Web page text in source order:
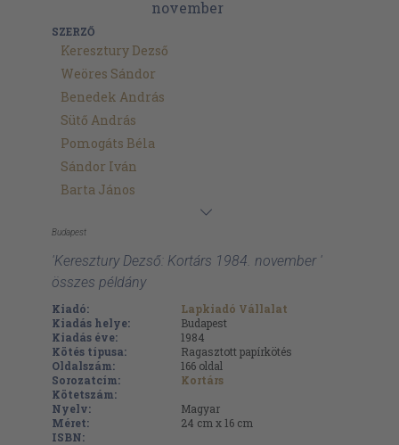
SZERZŐ
Keresztury Dezső
Weöres Sándor
Benedek András
Sütő András
Pomogáts Béla
Sándor Iván
Barta János
Budapest
'Keresztury Dezső: Kortárs 1984. november '
összes példány
Kiadó:
Lapkiadó Vállalat
Kiadás helye:
Budapest
Kiadás éve:
1984
Kötés típusa:
Ragasztott papírkötés
Oldalszám:
166 oldal
Sorozatcím:
Kortárs
Kötetszám:
Nyelv:
Magyar
Méret:
24 cm x 16 cm
ISBN: